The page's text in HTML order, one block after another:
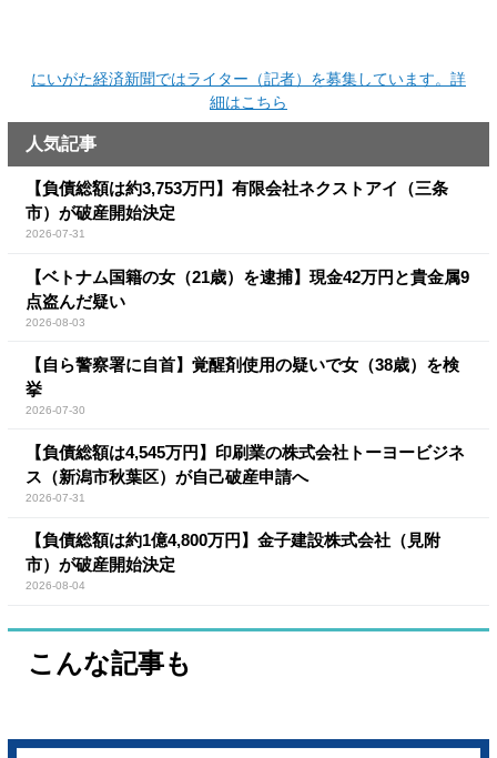
にいがた経済新聞ではライター（記者）を募集しています。詳
細はこちら
人気記事
【負債総額は約3,753万円】有限会社ネクストアイ（三条
市）が破産開始決定
2026-07-31
【ベトナム国籍の女（21歳）を逮捕】現金42万円と貴金属9
点盗んだ疑い
2026-08-03
【自ら警察署に自首】覚醒剤使用の疑いで女（38歳）を検
挙
2026-07-30
【負債総額は4,545万円】印刷業の株式会社トーヨービジネ
ス（新潟市秋葉区）が自己破産申請へ
2026-07-31
【負債総額は約1億4,800万円】金子建設株式会社（見附
市）が破産開始決定
2026-08-04
こんな記事も